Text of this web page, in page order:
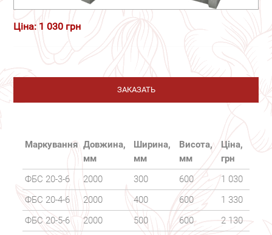
Ціна: 1 030 грн
ЗАКАЗАТЬ
Маркування Довжина,
мм
Ширина,
мм
Висота,
мм
Ціна,
грн
ФБС 20-3-6
2000 300 600
1 030
ФБС 20-4-6
2000 400 600
1 330
ФБС 20-5-6
2000 500 600
2 130